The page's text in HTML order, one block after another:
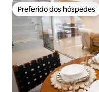
Preferido dos hóspedes
Preferido dos hóspedes